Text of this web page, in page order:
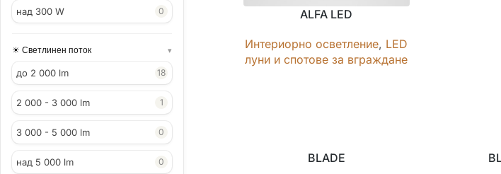
над 300 W 0
Светлинен поток
до 2 000 lm 18
2 000 - 3 000 lm 1
3 000 - 5 000 lm 0
над 5 000 lm 0
ALFA LED
Интериорно осветление, LED
луни и спотове за вграждане
BLADE